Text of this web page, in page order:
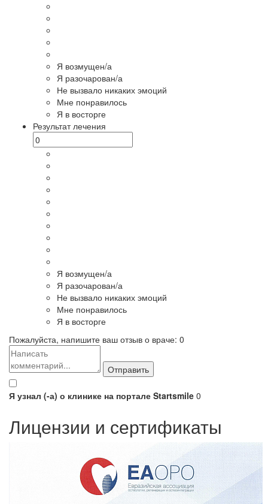
Я возмущен/а
Я разочарован/а
Не вызвало никаких эмоций
Мне понравилось
Я в восторге
Результат лечения
Я возмущен/а
Я разочарован/а
Не вызвало никаких эмоций
Мне понравилось
Я в восторге
Пожалуйста, напишите ваш отзыв о враче: 0
Я узнал (-а) о клинике на портале Startsmile 0
Лицензии и сертификаты